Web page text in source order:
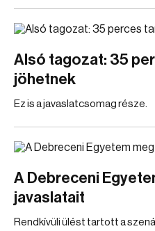
Alsó tagozat: 35
jöhetnek
Ez is a javaslatcsomag része.
A Debreceni
javaslatait
Rendkívüli ülést tartott a